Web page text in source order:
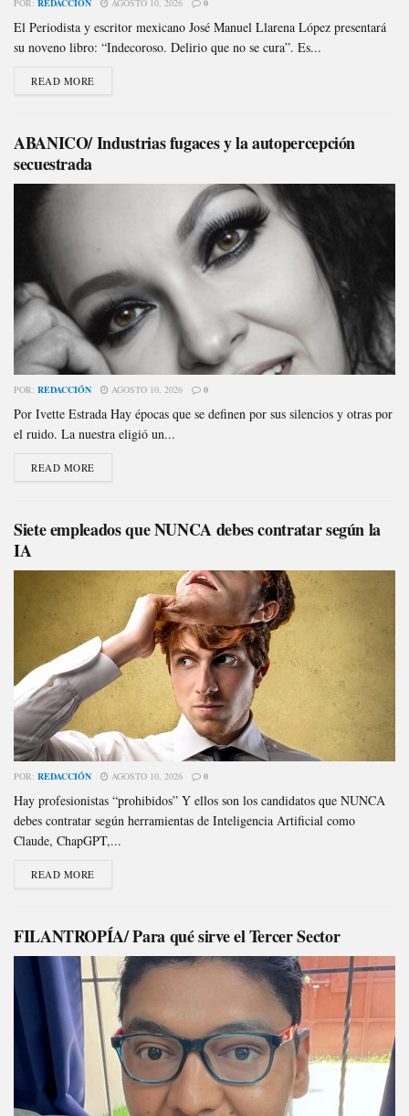
El Periodista y escritor mexicano José Manuel Llarena López presentará
su noveno libro: “Indecoroso. Delirio que no se cura”. Es...
READ MORE
ABANICO/ Industrias fugaces y la autopercepción
secuestrada
POR: REDACCIÓN AGOSTO 10, 2026 0
Por Ivette Estrada Hay épocas que se definen por sus silencios y otras por
el ruido. La nuestra eligió un...
READ MORE
Siete empleados que NUNCA debes contratar según la
IA
POR: REDACCIÓN AGOSTO 10, 2026 0
Hay profesionistas “prohibidos” Y ellos son los candidatos que NUNCA
debes contratar según herramientas de Inteligencia Artificial como
Claude, ChapGPT,...
READ MORE
FILANTROPÍA/ Para qué sirve el Tercer Sector